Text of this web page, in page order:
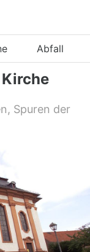
Abfall
Spuren der